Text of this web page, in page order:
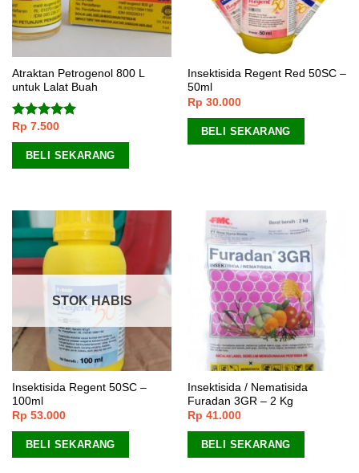
Atraktan Petrogenol 800 L
untuk Lalat Buah
Dinilai5.00
dari 5
Rp 7.500
BELI SEKARANG
Insektisida Regent Red 50SC –
50ml
Rp 30.000
BELI SEKARANG
STOK HABIS
Insektisida Regent 50SC –
100ml
Rp 53.000
BELI SEKARANG
Insektisida / Nematisida
Furadan 3GR – 2 Kg
Rp 41.000
BELI SEKARANG